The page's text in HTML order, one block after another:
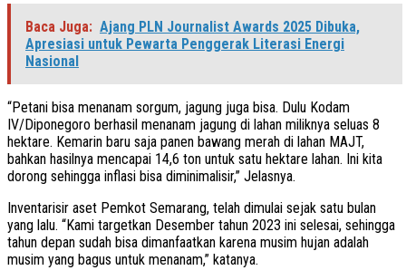
Baca Juga: Ajang PLN Journalist Awards 2025 Dibuka,
Apresiasi untuk Pewarta Penggerak Literasi Energi
Nasional
“Petani bisa menanam sorgum, jagung juga bisa. Dulu Kodam
IV/Diponegoro berhasil menanam jagung di lahan miliknya seluas 8
hektare. Kemarin baru saja panen bawang merah di lahan MAJT,
bahkan hasilnya mencapai 14,6 ton untuk satu hektare lahan. Ini kita
dorong sehingga inflasi bisa diminimalisir,” Jelasnya.
Inventarisir aset Pemkot Semarang, telah dimulai sejak satu bulan
yang lalu. “Kami targetkan Desember tahun 2023 ini selesai, sehingga
tahun depan sudah bisa dimanfaatkan karena musim hujan adalah
musim yang bagus untuk menanam,” katanya.